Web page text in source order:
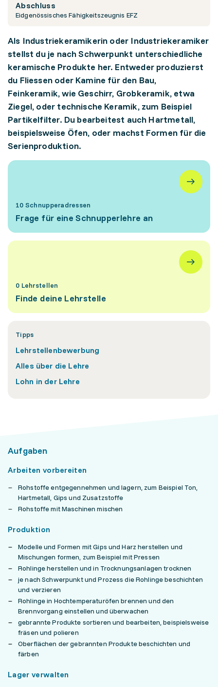
Abschluss
Eidgenössisches Fähigkeitszeugnis EFZ
Als Industriekeramikerin oder Industriekeramiker
stellst du je nach Schwerpunkt unterschiedliche
keramische Produkte her. Entweder produzierst
du Fliessen oder Kamine für den Bau,
Feinkeramik, wie Geschirr, Grobkeramik, etwa
Ziegel, oder technische Keramik, zum Beispiel
Partikelfilter. Du bearbeitest auch Hartmetall,
beispielsweise Öfen, oder machst Formen für die
Serienproduktion.
10 Schnupperadressen
Frage für eine Schnupperlehre an
0 Lehrstellen
Finde deine Lehrstelle
Tipps
Lehrstellenbewerbung
Alles über die Lehre
Lohn in der Lehre
Aufgaben
Arbeiten vorbereiten
Rohstoffe entgegennehmen und lagern, zum Beispiel Ton,
Hartmetall, Gips und Zusatzstoffe
Rohstoffe mit Maschinen mischen
Produktion
Modelle und Formen mit Gips und Harz herstellen und
Mischungen formen, zum Beispiel mit Pressen
Rohlinge herstellen und in Trocknungsanlagen trocknen
je nach Schwerpunkt und Prozess die Rohlinge beschichten
und verzieren
Rohlinge in Hochtemperaturöfen brennen und den
Brennvorgang einstellen und überwachen
gebrannte Produkte sortieren und bearbeiten, beispielsweise
fräsen und polieren
Oberflächen der gebrannten Produkte beschichten und
färben
Lager verwalten